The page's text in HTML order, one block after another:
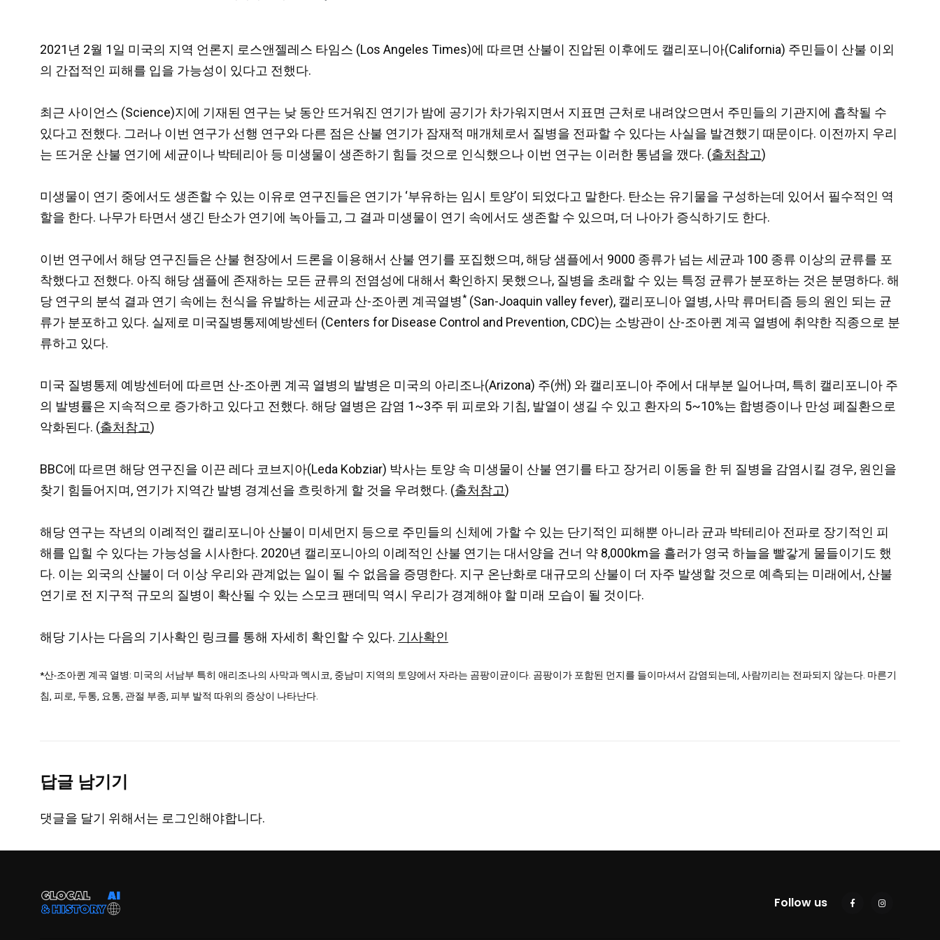
2021년 2월 1일 미국의 지역 언론지 로스앤젤레스 타임스 (Los Angeles Times)에 따르면 산불이 진압된 이후에도 캘리포니아(California) 주민들이 산불 이외
의 간접적인 피해를 입을 가능성이 있다고 전했다.
최근 사이언스 (Science)지에 기재된 연구는 낮 동안 뜨거워진 연기가 밤에 공기가 차가워지면서 지표면 근처로 내려앉으면서 주민들의 기관지에 흡착될 수
있다고 전했다. 그러나 이번 연구가 선행 연구와 다른 점은 산불 연기가 잠재적 매개체로서 질병을 전파할 수 있다는 사실을 발견했기 때문이다. 이전까지 우리
는 뜨거운 산불 연기에 세균이나 박테리아 등 미생물이 생존하기 힘들 것으로 인식했으나 이번 연구는 이러한 통념을 깼다. (출처참고)
미생물이 연기 중에서도 생존할 수 있는 이유로 연구진들은 연기가 ‘부유하는 임시 토양’이 되었다고 말한다. 탄소는 유기물을 구성하는데 있어서 필수적인 역
할을 한다. 나무가 타면서 생긴 탄소가 연기에 녹아들고, 그 결과 미생물이 연기 속에서도 생존할 수 있으며, 더 나아가 증식하기도 한다.
이번 연구에서 해당 연구진들은 산불 현장에서 드론을 이용해서 산불 연기를 포집했으며, 해당 샘플에서 9000 종류가 넘는 세균과 100 종류 이상의 균류를 포
착했다고 전했다. 아직 해당 샘플에 존재하는 모든 균류의 전염성에 대해서 확인하지 못했으나, 질병을 초래할 수 있는 특정 균류가 분포하는 것은 분명하다. 해
당 연구의 분석 결과 연기 속에는 천식을 유발하는 세균과 산-조아퀸 계곡열병* (San-Joaquin valley fever), 캘리포니아 열병, 사막 류머티즘 등의 원인 되는 균
류가 분포하고 있다. 실제로 미국질병통제예방센터 (Centers for Disease Control and Prevention, CDC)는 소방관이 산-조아퀸 계곡 열병에 취약한 직종으로 분
류하고 있다.
미국 질병통제 예방센터에 따르면 산-조아퀸 계곡 열병의 발병은 미국의 아리조나(Arizona) 주(州) 와 캘리포니아 주에서 대부분 일어나며, 특히 캘리포니아 주
의 발병률은 지속적으로 증가하고 있다고 전했다. 해당 열병은 감염 1~3주 뒤 피로와 기침, 발열이 생길 수 있고 환자의 5~10%는 합병증이나 만성 폐질환으로
악화된다. (출처참고)
BBC에 따르면 해당 연구진을 이끈 레다 코브지아(Leda Kobziar) 박사는 토양 속 미생물이 산불 연기를 타고 장거리 이동을 한 뒤 질병을 감염시킬 경우, 원인을
찾기 힘들어지며, 연기가 지역간 발병 경계선을 흐릿하게 할 것을 우려했다. (출처참고)
해당 연구는 작년의 이례적인 캘리포니아 산불이 미세먼지 등으로 주민들의 신체에 가할 수 있는 단기적인 피해뿐 아니라 균과 박테리아 전파로 장기적인 피
해를 입힐 수 있다는 가능성을 시사한다. 2020년 캘리포니아의 이례적인 산불 연기는 대서양을 건너 약 8,000km을 흘러가 영국 하늘을 빨갛게 물들이기도 했
다. 이는 외국의 산불이 더 이상 우리와 관계없는 일이 될 수 없음을 증명한다. 지구 온난화로 대규모의 산불이 더 자주 발생할 것으로 예측되는 미래에서, 산불
연기로 전 지구적 규모의 질병이 확산될 수 있는 스모크 팬데믹 역시 우리가 경계해야 할 미래 모습이 될 것이다.
해당 기사는 다음의 기사확인 링크를 통해 자세히 확인할 수 있다. 기사확인
*산-조아퀸 계곡 열병: 미국의 서남부 특히 애리조나의 사막과 멕시코, 중남미 지역의 토양에서 자라는 곰팡이균이다. 곰팡이가 포함된 먼지를 들이마셔서 감염되는데, 사람끼리는 전파되지 않는다. 마른기
침, 피로, 두통, 요통, 관절 부종, 피부 발적 따위의 증상이 나타난다.
답글 남기기
댓글을 달기 위해서는 로그인해야합니다.
Follow us